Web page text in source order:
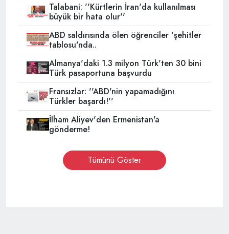
Talabani: ''Kürtlerin İran'da kullanılması
büyük bir hata olur''
ABD saldırısında ölen öğrenciler 'şehitler
tablosu'nda..
Almanya'daki 1.3 milyon Türk'ten 30 bini
Türk pasaportuna başvurdu
Fransızlar: ''ABD'nin yapamadığını
Türkler başardı!''
İlham Aliyev'den Ermenistan'a
gönderme!
Tümünü Göster